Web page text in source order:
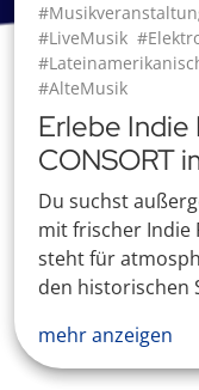
#LiveMusik
#AlteMusik
Erlebe Indie
CONSORT
Du suchst
mit frischer Indie
steht für
den historischen
mehr anzeigen